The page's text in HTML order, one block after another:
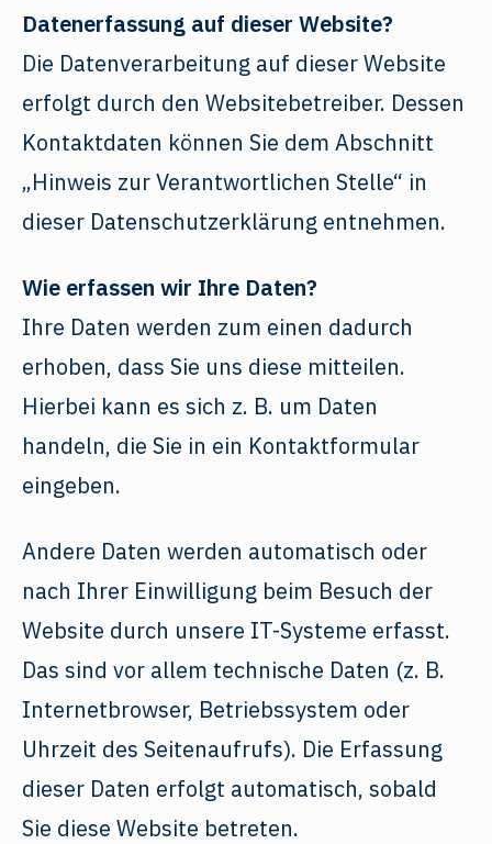
Datenerfassung auf dieser Website?
Die Datenverarbeitung auf dieser Website
erfolgt durch den Websitebetreiber. Dessen
Kontaktdaten können Sie dem Abschnitt
„Hinweis zur Verantwortlichen Stelle“ in
dieser Datenschutzerklärung entnehmen.
Wie erfassen wir Ihre Daten?
Ihre Daten werden zum einen dadurch
erhoben, dass Sie uns diese mitteilen.
Hierbei kann es sich z. B. um Daten
handeln, die Sie in ein Kontaktformular
eingeben.
Andere Daten werden automatisch oder
nach Ihrer Einwilligung beim Besuch der
Website durch unsere IT-Systeme erfasst.
Das sind vor allem technische Daten (z. B.
Internetbrowser, Betriebssystem oder
Uhrzeit des Seitenaufrufs). Die Erfassung
dieser Daten erfolgt automatisch, sobald
Sie diese Website betreten.